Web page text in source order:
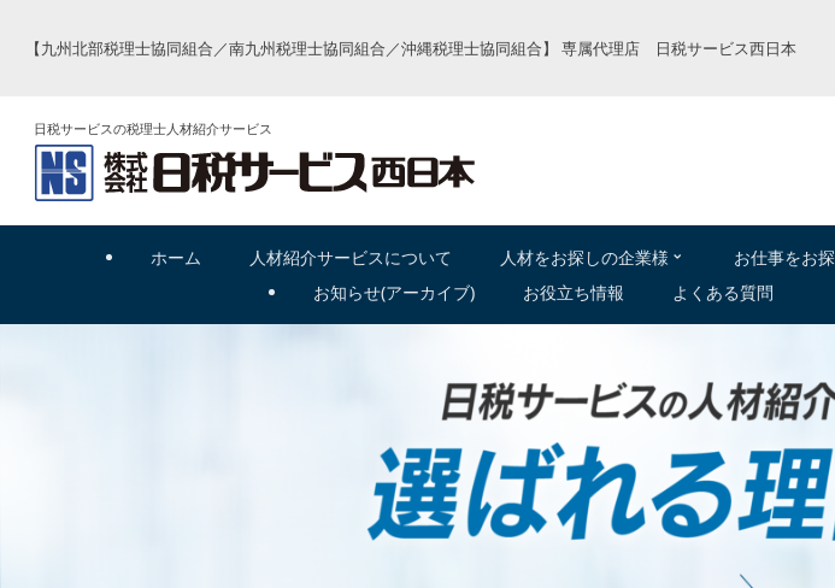
【九州北部税理士協同組合／南九州税理士協同組合／沖縄税理士協同組合】 専属代理店 日税サービス西日本
日税サービスの税理士人材紹介サービス
ホーム 人材紹介サービスについて 人材をお探 しの企業様 お仕事をお探
お知らせ(アーカイブ) お役立ち情報 よくある質問